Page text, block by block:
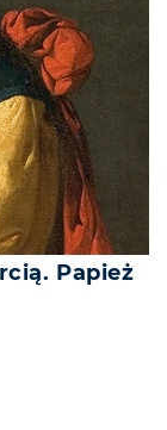
Papież